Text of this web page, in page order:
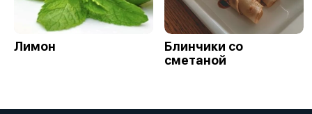
Лимон
Блинчики со
сметаной